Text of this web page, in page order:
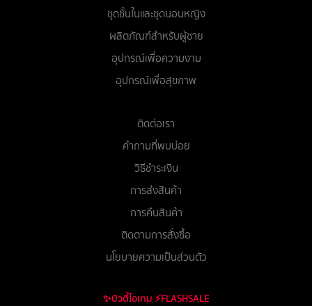
ชุดชั้นในและชุดนอนหญิง
ผลิตภัณฑ์สำหรับผู้ชาย
อุปกรณ์เพื่อความงาม
อุปกรณ์เพื่อสุขภาพ
ติดต่อเรา
คำถามที่พบบ่อย
วิธีชำระเงิน
การส่งสินค้า
การคืนสินค้า
ติดตามการสั่งซื้อ
นโยบายความเป็นส่วนตัว
✨บิวตี้ไอเทม ⚡FLASHSALE